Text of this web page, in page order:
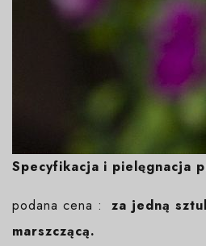
Specyfikacja i pielęgnacja
podana cena :za jedną
marszczącą.